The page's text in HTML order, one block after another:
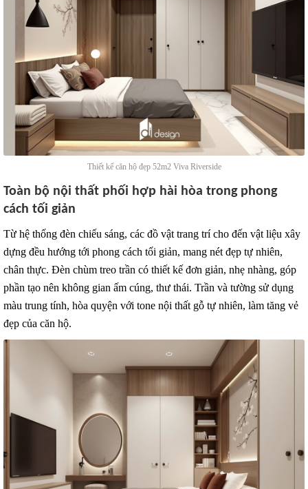
Thiết kế căn hộ đẹp 52m2 Viva Riverside
Toàn bộ nội thất phối hợp hài hòa trong phong
cách tối giản
Từ hệ thống đèn chiếu sáng, các đồ vật trang trí cho đến vật liệu xây
dựng đều hướng tới phong cách tối giản, mang nét đẹp tự nhiên,
chân thực. Đèn chùm treo trần có thiết kế đơn giản, nhẹ nhàng, góp
phần tạo nên không gian ấm cúng, thư thái. Trần và tường sử dụng
màu trung tính, hòa quyện với tone nội thất gỗ tự nhiên, làm tăng vẻ
đẹp của căn hộ.